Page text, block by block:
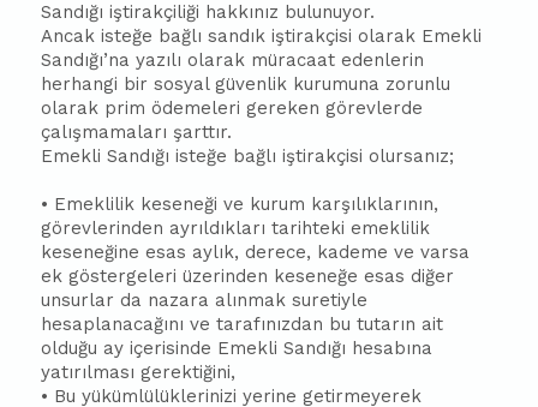
Sandığı iştirakçiliği hakkınız bulunuyor.
Ancak isteğe bağlı sandık iştirakçisi olarak Emekli
Sandığı’na yazılı olarak müracaat edenlerin
herhangi bir sosyal güvenlik kurumuna zorunlu
olarak prim ödemeleri gereken görevlerde
çalışmamaları şarttır.
Emekli Sandığı isteğe bağlı iştirakçisi olursanız;
• Emeklilik keseneği ve kurum karşılıklarının,
görevlerinden ayrıldıkları tarihteki emeklilik
keseneğine esas aylık, derece, kademe ve varsa
ek göstergeleri üzerinden keseneğe esas diğer
unsurlar da nazara alınmak suretiyle
hesaplanacağını ve tarafınızdan bu tutarın ait
olduğu ay içerisinde Emekli Sandığı hesabına
yatırılması gerektiğini,
• Bu yükümlülüklerinizi yerine getirmeyerek